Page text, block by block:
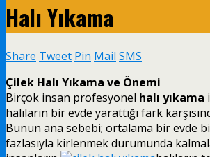
Halı Yıkama
Share Tweet Pin Mail SMS
Çilek Halı Yıkama ve Önemi
Birçok insan profesyonel halı yıkama
halıların bir evde yarattığı fark
Bunun ana sebebi; ortalama bir evde
fazlasıyla kirlenmek durumunda